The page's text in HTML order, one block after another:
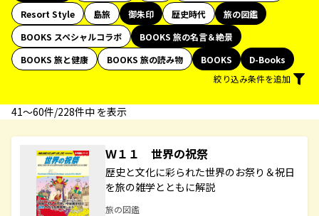
Resort Style
島旅 御朱印 歴史時代
旅の図鑑
BOOKS スペシャルコラボ
BOOKS 旅の名言＆絶景
BOOKS 旅と健康
BOOKS 旅の読み物 BOOKS
D-Books
絞り込み条件を追加
41〜60件/228件中 を表示
Ｗ１１ 世界の祝祭
歴史と文化に彩られた世界のお祭り＆祝日
を旅の雑学とともに解説
旅の図鑑